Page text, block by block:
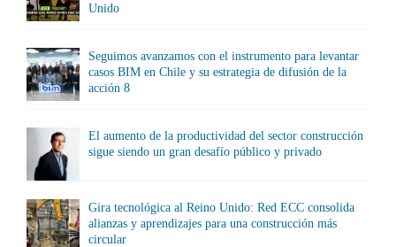
Unido
Seguimos avanzamos con el instrumento para levantar
casos BIM en Chile y su estrategia de difusión de la
acción 8
El aumento de la productividad del sector construcción
sigue siendo un gran desafío público y privado
Gira tecnológica al Reino Unido: Red ECC consolida
alianzas y aprendizajes para una construcción más
circular